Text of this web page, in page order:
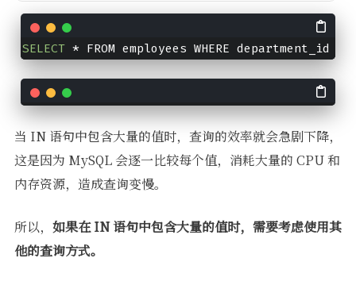
SELECT * FROM employees WHERE department_id
当 IN 语句中包含大量的值时，查询的效率就会急剧下降，
这是因为 MySQL 会逐一比较每个值，消耗大量的 CPU 和
内存资源，造成查询变慢。
所以， 如果在 IN 语句中包含大量的值时，需要考虑使用其
他的查询方式。